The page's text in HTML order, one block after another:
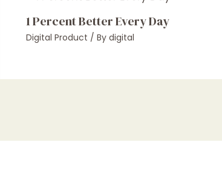
1 Percent Better Every Day
Digital Product / By digital